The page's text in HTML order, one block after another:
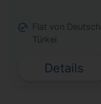
Flat von
Türkei
Details